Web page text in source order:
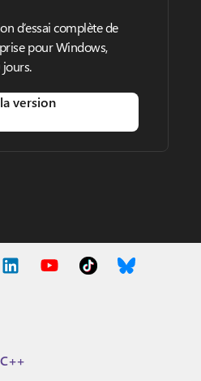
d’essai complète de
pour Windows,
version
C++